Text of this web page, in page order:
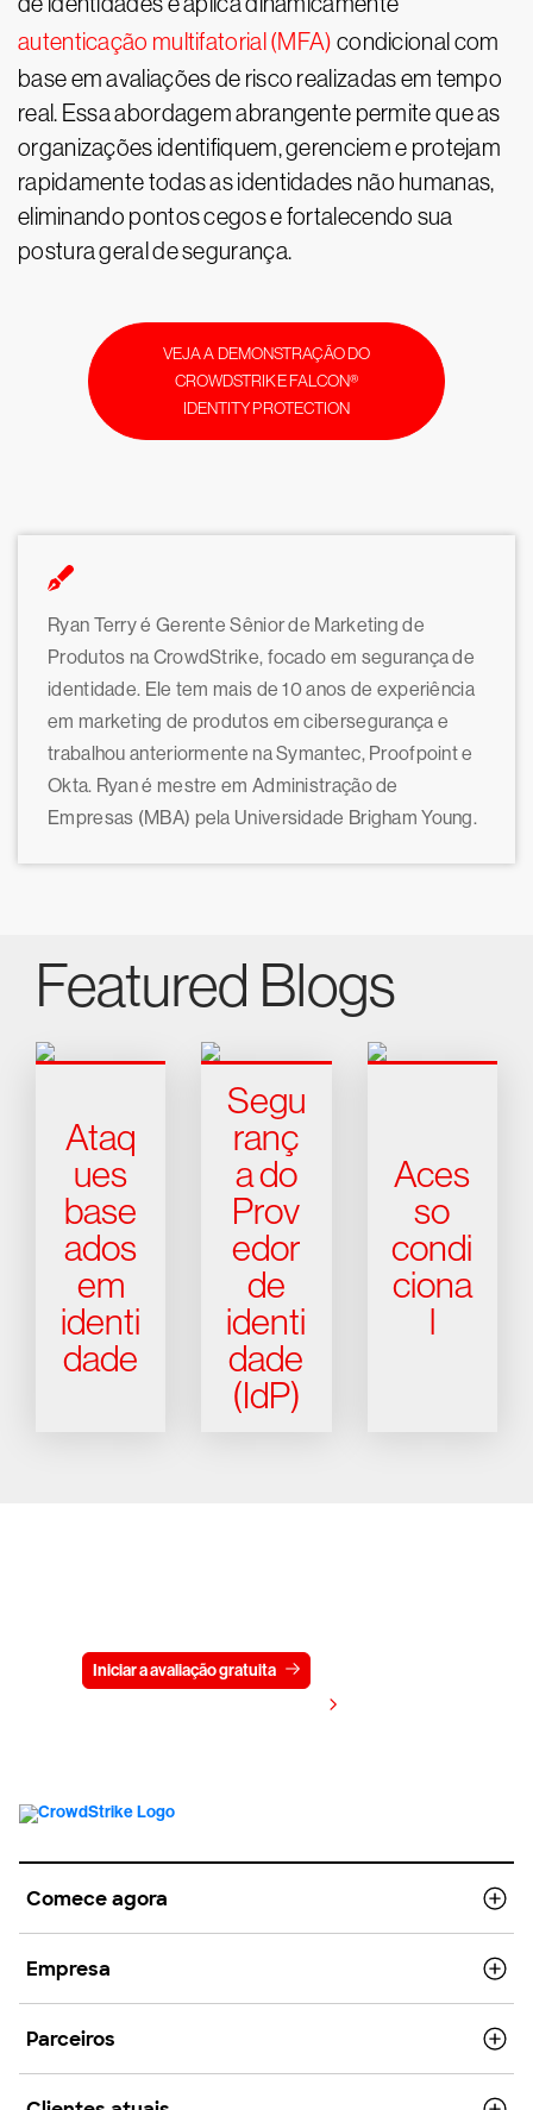
autenticação multifatorial (MFA) condicional com
base em avaliações de risco realizadas em tempo
real. Essa abordagem abrangente permite que as
organizações identifiquem, gerenciem e protejam
rapidamente todas as identidades não humanas,
eliminando pontos cegos e fortalecendo sua
postura geral de segurança.
VEJA A DEMONSTRAÇÃO DO
CROWDSTRIKE FALCON®
IDENTITY PROTECTION
Ryan Terry é Gerente Sênior de Marketing de
Produtos na CrowdStrike, focado em segurança de
identidade. Ele tem mais de 10 anos de experiência
em marketing de produtos em cibersegurança e
trabalhou anteriormente na Symantec, Proofpoint e
Okta. Ryan é mestre em Administração de
Empresas (MBA) pela Universidade Brigham Young.
Featured Blogs
Ataq
ues
base
ados
em
identi
dade
Segu
ranç
a do
Prov
edor
de
identi
dade
(IdP)
Aces
so
condi
ciona
l
Iniciar a avaliação gratuita
Comece agora
Empresa
Parceiros